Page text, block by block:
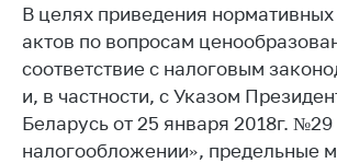
рекламной
деятельности
Международное
сотрудничество
Применение мер
В целях приведения
актов по вопросам
соответствие с налоговым
и, в частности, с Указом
Беларусь от 25 января 2018г.
налогообложении», предельные